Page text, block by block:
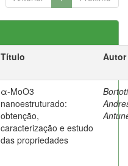
Título Autor
α-MoO3
nanoestruturado:
obtenção,
caracterização e estudo
das propriedades